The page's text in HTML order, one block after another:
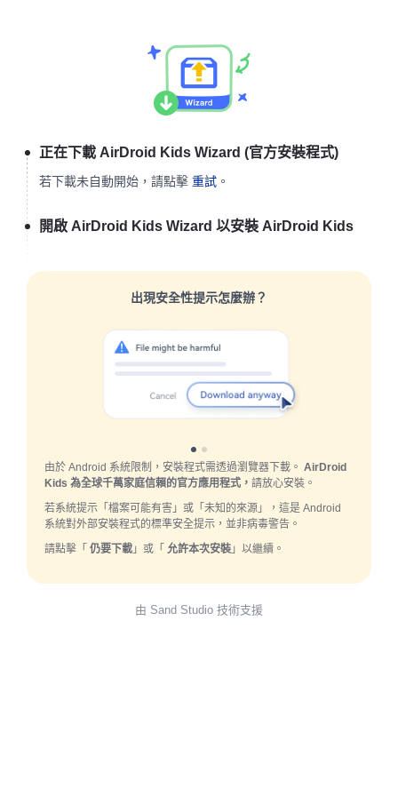
正在下載 AirDroid Kids Wizard (官方安裝程式)
若下載未自動開始，請點擊 重試 。
開啟 AirDroid Kids Wizard 以安裝 AirDroid Kids
出現安全性提示怎麼辦？
由於 Android 系統限制，安裝程式需透過瀏覽器下載。 AirDroid
Kids 為全球千萬家庭信賴的官方應用程式， 請放心安裝。
若系統提示「檔案可能有害」或「未知的來源」，這是 Android
系統對外部安裝程式的標準安全提示，並非病毒警告。
請點擊「 仍要下載 」或「 允許本次安裝 」以繼續。
由 Sand Studio 技術支援